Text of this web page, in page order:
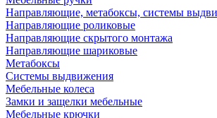
Направляющие, метабоксы, системы
Направляющие роликовые
Направляющие скрытого монтажа
Направляющие шариковые
Метабоксы
Системы выдвижения
Мебельные колеса
Замки и защелки мебельные
Мебельные крючки